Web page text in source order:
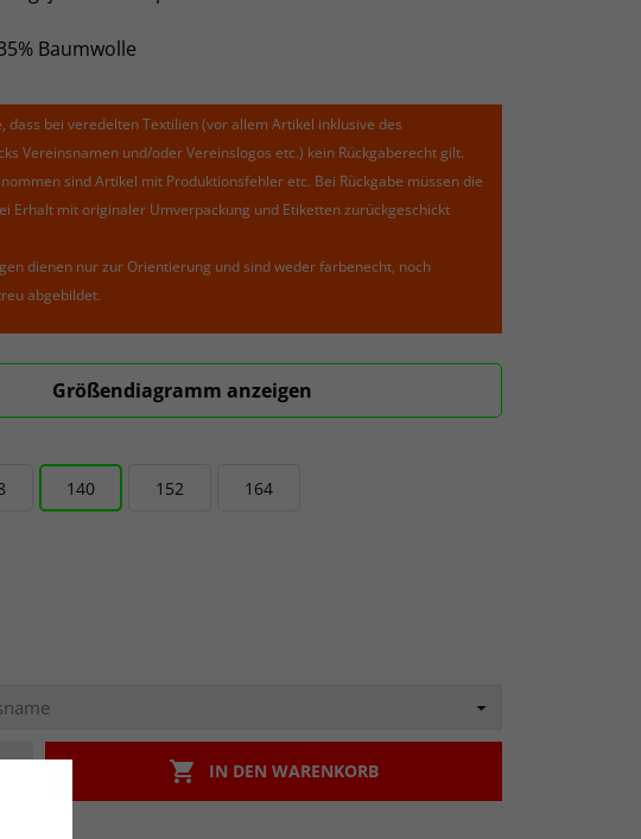
Baumwolle
dass bei veredelten Textilien (vor allem Artikel inklusive des
Vereinsnamen und/oder Vereinslogos etc.) kein Rückgaberecht gilt.
sind Artikel mit Produktionsfehler etc. Bei Rückgabe müssen die
Erhalt mit originaler Umverpackung und Etiketten zurückgeschickt
dienen nur zur Orientierung und sind weder farbenecht, noch
abgebildet.
Größendiagramm anzeigen
140 152 164
 IN DEN WARENKORB